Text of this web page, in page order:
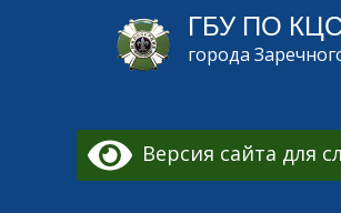
ГБУ ПО
города
Версия сайта для